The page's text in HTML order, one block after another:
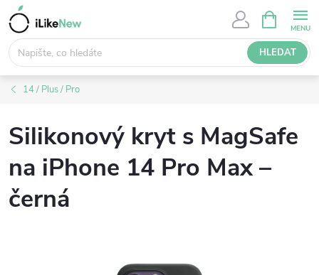
Přejít
na
obsah
HLEDAT
NÁKUPNÍ
KOŠÍK
14 / Plus / Pro
Silikonový kryt s MagSafe
na iPhone 14 Pro Max –
černá